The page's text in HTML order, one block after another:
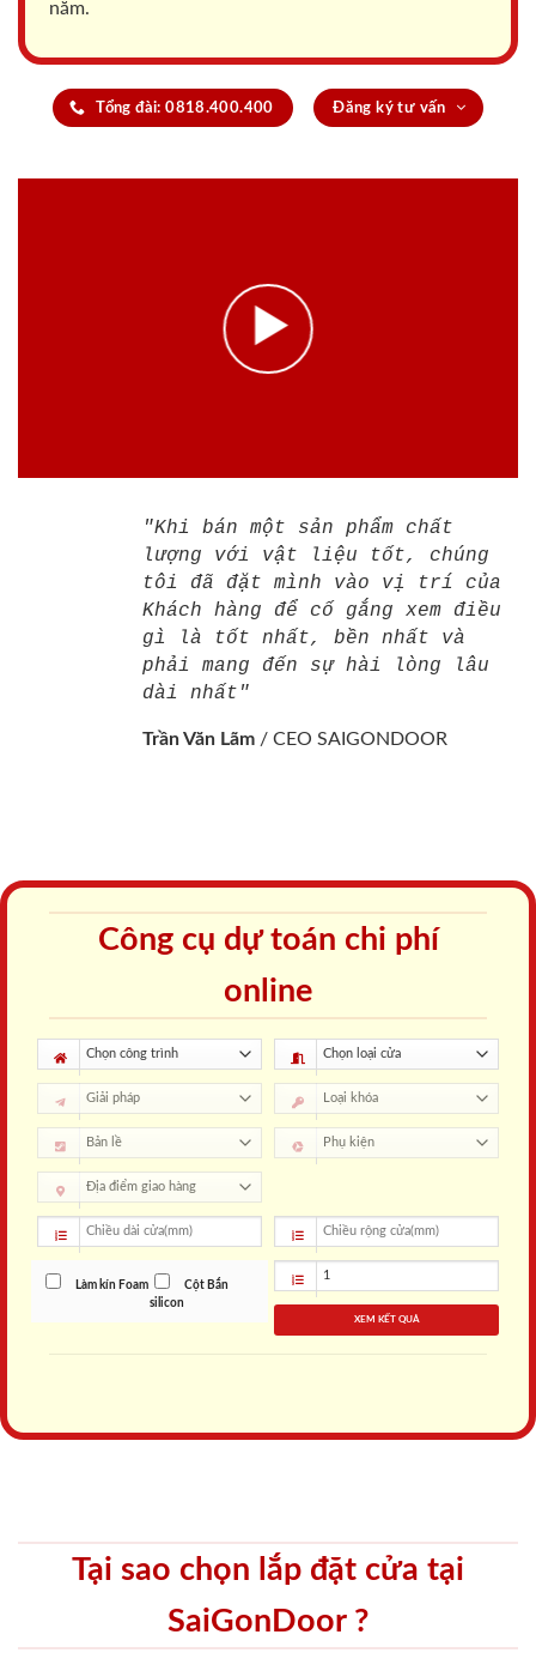
năm.
Tổng đài: 0818.400.400 Đăng ký tư vấn
"Khi bán một sản phẩm chất
lượng với vật liệu tốt, chúng
tôi đã đặt mình vào vị trí của
Khách hàng để cố gắng xem điều
gì là tốt nhất, bền nhất và
phải mang đến sự hài lòng lâu
dài nhất"
Trần Văn Lãm / CEO SAIGONDOOR
Công cụ dự toán chi phí
online
Làm kín Foam
Cột Bắn
silicon
XEM KẾT QUẢ
Tại sao chọn lắp đặt cửa tại
SaiGonDoor ?